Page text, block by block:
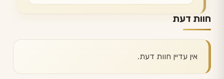
חוות דעת
אין עדיין חוות דעת.